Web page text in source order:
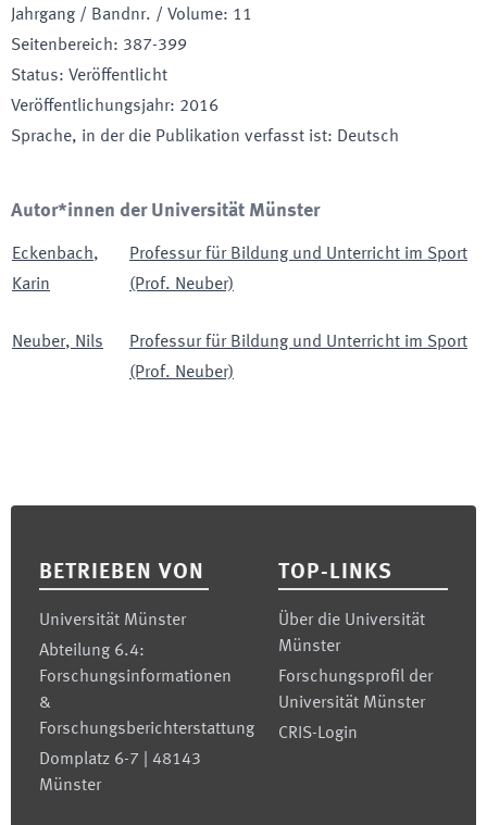
Jahrgang / Bandnr. / Volume: 11
Seitenbereich: 387-399
Status: Veröffentlicht
Veröffentlichungsjahr: 2016
Sprache, in der die Publikation verfasst ist: Deutsch
Autor*innen der Universität Münster
Eckenbach,
Karin
Professur für Bildung und Unterricht im Sport
(Prof. Neuber)
Neuber, Nils
Professur für Bildung und Unterricht im Sport
(Prof. Neuber)
BETRIEBEN VON
Universität Münster
Abteilung 6.4:
Forschungsinformationen
&
Forschungsberichterstattung
Domplatz 6-7 | 48143
Münster
TOP-LINKS
Über die Universität
Münster
Forschungsprofil der
Universität Münster
CRIS-Login